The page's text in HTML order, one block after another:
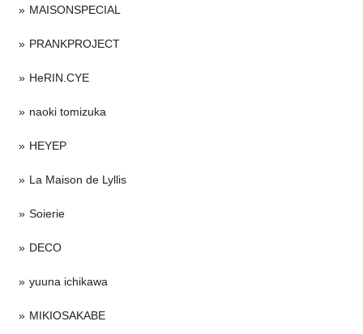
MAISONSPECIAL
PRANKPROJECT
HeRIN.CYE
naoki tomizuka
HEYEP
La Maison de Lyllis
Soierie
DECO
yuuna ichikawa
MIKIOSAKABE